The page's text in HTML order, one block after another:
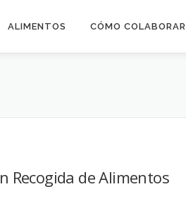
ALIMENTOS CÓMO COLABORAR
Recogida de Alimentos